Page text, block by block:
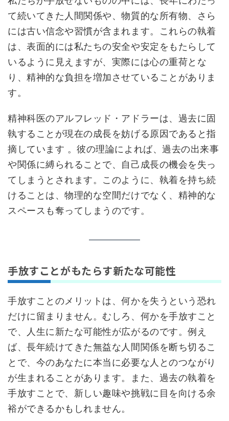
て続いてきた人間関係や、物質的な所有物、さら
には古い信念や習慣が含まれます。これらの執着
は、表面的には私たちの安全や安定をもたらして
いるように見えますが、実際には心の重荷とな
り、精神的な負担を増加させていることがありま
す。
精神科医のアルフレッド・アドラーは、過去に固
執することが現在の成長を妨げる原因であると指
摘しています 。彼の理論によれば、過去の出来事
や関係に縛られることで、自己成長の機会を失っ
てしまうとされます。このように、執着を持ち続
けることは、物理的な空間だけでなく、精神的な
スペースも奪ってしまうのです。
手放すことがもたらす新たな可能性
手放すことのメリットは、何かを失うという恐れ
だけに留まりません。むしろ、何かを手放すこと
で、人生に新たな可能性が広がるのです。例え
ば、長年続けてきた無益な人間関係を断ち切るこ
とで、今のあなたに本当に必要な人とのつながり
が生まれることがあります。また、過去の執着を
手放すことで、新しい趣味や挑戦に目を向ける余
裕ができるかもしれません。